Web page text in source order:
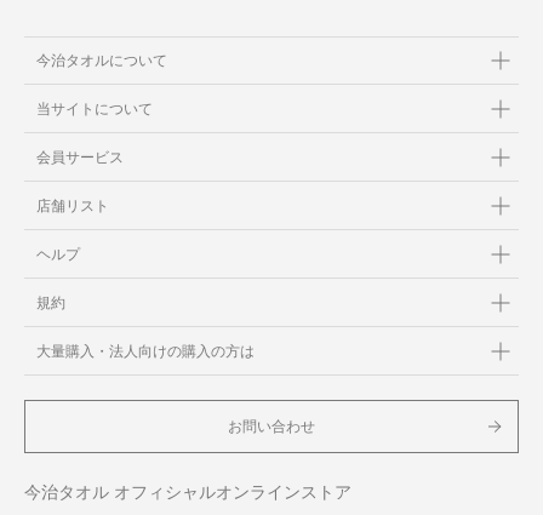
今治タオルについて
当サイトについて
会員サービス
店舗リスト
ヘルプ
規約
大量購入・法人向けの購入の方は
お問い合わせ
今治タオル オフィシャルオンラインストア